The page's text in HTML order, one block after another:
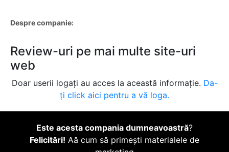
Despre companie:
Review-uri pe mai multe site-uri
web
Doar userii logați au acces la această informație. Da-
ți click aici pentru a vă loga.
Este acesta compania dumneavoastră?
Felicitări! Aă cum să primești materialele de